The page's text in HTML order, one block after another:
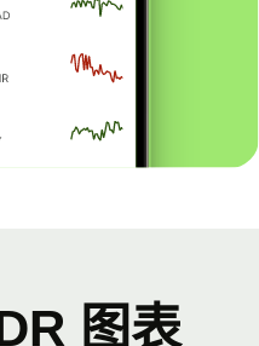
图表